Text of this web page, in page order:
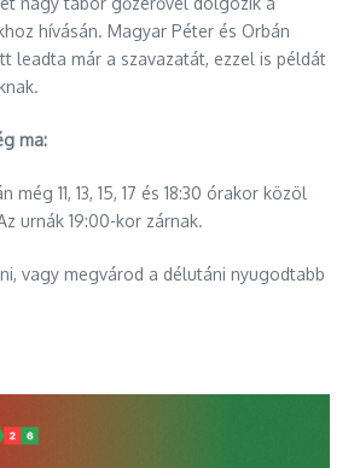
hívásán. Magyar Péter és Orbán
leadta már a szavazatát, ezzel is példát
ma:
még 11, 13, 15, 17 és 18:30 órakor közöl
urnák 19:00-kor zárnak.
vagy megvárod a délutáni nyugodtabb